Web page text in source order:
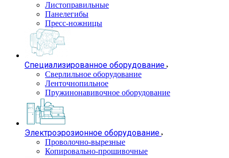
Листоправильные
Панелегибы
Пресс-ножницы
Специализированное оборудование
Сверлильное оборудование
Ленточнопильное
Пружинонавивочное оборудование
Электроэрозионное оборудование
Проволочно-вырезные
Копировально-прошивочные